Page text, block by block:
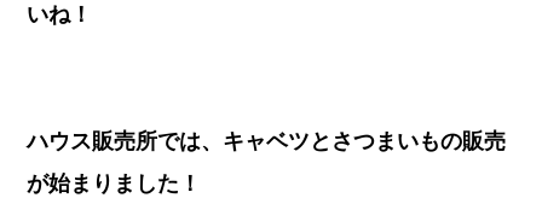
いね！
ハウス販売所では、キャベツとさつまいもの販売
が始まりました！